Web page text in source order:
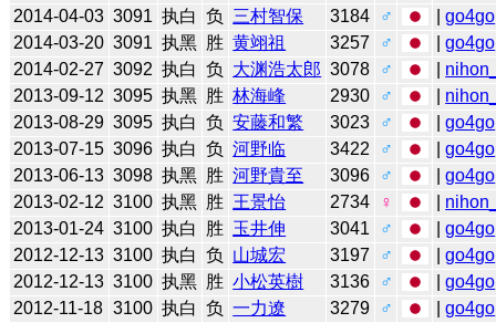
2014-04-03 3091 执白 负 三村智保 3184 ♂ |go4go
2014-03-20 3091 执黑 胜 黄翊祖 3257 ♂ |go4go
2014-02-27 3092 执白 负 大渊浩太郎 3078 ♂
2013-09-12 3095 执黑 胜 林海峰 2930 ♂
2013-08-29 3095 执白 负 安藤和繁 3023 ♂ |go4go
2013-07-15 3096 执白 负 河野临 3422 ♂ |go4go
2013-06-13 3098 执黑 胜 河野貴至 3096 ♂ |go4go
2013-02-12 3100 执黑 胜 王景怡 2734 ♀
2013-01-24 3100 执白 胜 玉井伸 3041 ♂ |go4go
2012-12-13 3100 执白 负 山城宏 3197 ♂ |go4go
2012-12-13 3100 执黑 胜 小松英樹 3136 ♂ |go4go
2012-11-18 3100 执白 负 一力遼 3279 ♂ |go4go